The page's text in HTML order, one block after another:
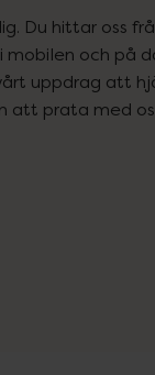
Du hittar oss
mobilen och på
uppdrag att
att prata med